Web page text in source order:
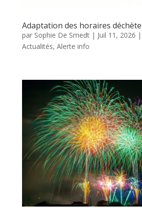
Adaptation des horaires
par Sophie De Smedt| Juil 11, 2026 |
Actualités, Alerte info